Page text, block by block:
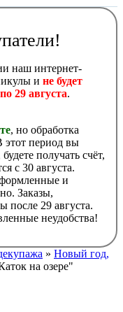
наш интернет-
и не будет
29 августа.
, но обработка
этот период вы
получать счёт,
с 30 августа.
и
Заказы,
после 29 августа.
неудобства!
» Новый год,
на озере"